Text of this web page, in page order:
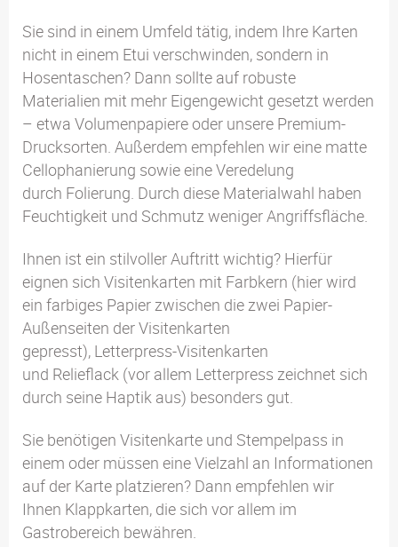
Sie sind in einem Umfeld tätig, indem Ihre Karten
nicht in einem Etui verschwinden, sondern in
Hosentaschen? Dann sollte auf robuste
Materialien mit mehr Eigengewicht gesetzt werden
– etwa Volumenpapiere oder unsere Premium-
Drucksorten. Außerdem empfehlen wir eine matte
Cellophanierung sowie eine Veredelung
durch Folierung. Durch diese Materialwahl haben
Feuchtigkeit und Schmutz weniger Angriffsfläche.
Ihnen ist ein stilvoller Auftritt wichtig? Hierfür
eignen sich Visitenkarten mit Farbkern (hier wird
ein farbiges Papier zwischen die zwei Papier-
Außenseiten der Visitenkarten
gepresst), Letterpress-Visitenkarten
und Relieflack (vor allem Letterpress zeichnet sich
durch seine Haptik aus) besonders gut.
Sie benötigen Visitenkarte und Stempelpass in
einem oder müssen eine Vielzahl an Informationen
auf der Karte platzieren? Dann empfehlen wir
Ihnen Klappkarten, die sich vor allem im
Gastrobereich bewähren.